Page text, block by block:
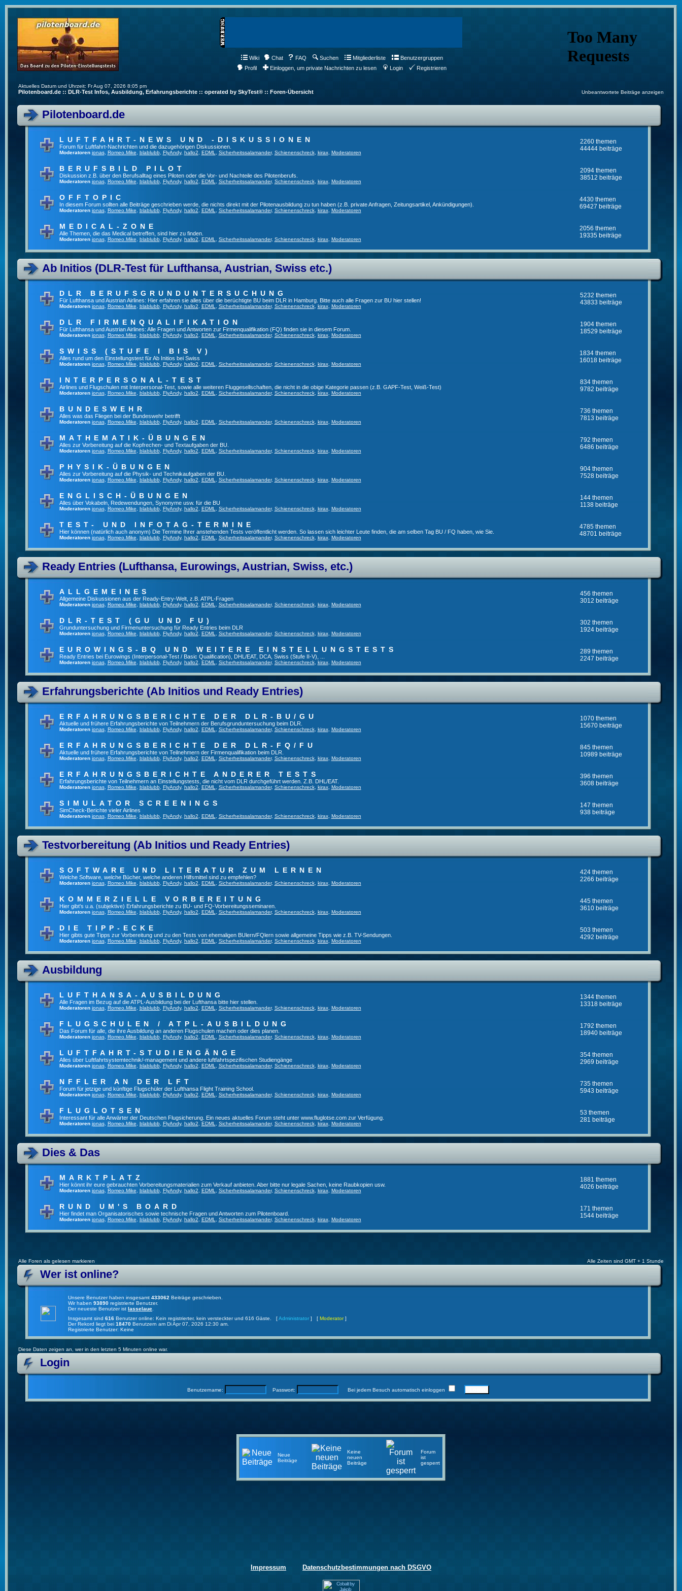
Wiki Chat FAQ Suchen Mitgliederliste
Benutzergruppen
Profil
Einloggen, um private Nachrichten zu lesen Login Registrieren
Aktuelles Datum und Uhrzeit: Fr Aug 07, 2026 8:05 pm
Pilotenboard.de :: DLR-Test Infos, Ausbildung, Erfahrungsberichte :: operated by SkyTest® :: Foren-Übersicht Unbeantwortete Beiträge anzeigen
Pilotenboard.de
LUFTFAHRT-NEWS UND -DISKUSSIONEN
Forum für Luftfahrt-Nachrichten und die dazugehörigen Diskussionen.
Moderatoren jonas, Romeo.Mike blablubb, FlyAndy, hallo2 EDML Sicherheitssalamander, Schienenschreck, kirax, Moderatoren
2260 themen
44444 beiträge
BERUFSBILD PILOT
Diskussion z.B. über den Berufsalltag eines Piloten oder die Vor- und Nachteile des Pilotenberufs.
Moderatoren jonas, Romeo.Mike, blablubb, FlyAndy, hallo2 EDML Sicherheitssalamander, Schienenschreck, kirax, Moderatoren
2094 themen
38512 beiträge
OFFTOPIC
In diesem Forum sollten alle Beiträge geschrieben werde, die nichts direkt mit der Pilotenausbildung zu tun haben (z.B. private Anfragen, Zeitungsartikel, Ankündigungen).
Moderatoren jonas, Romeo.Mike blablubb, FlyAndy, hallo2 EDML Sicherheitssalamander, Schienenschreck, kirax, Moderatoren
4430 themen
69427 beiträge
MEDICAL-ZONE
Alle Themen, die das Medical betreffen, sind hier zu finden.
Moderatoren jonas, Romeo.Mike, blablubb, FlyAndy, hallo2 EDML Sicherheitssalamander, Schienenschreck, kirax, Moderatoren
2056 themen
19335 beiträge
Ab Initios (DLR-Test für Lufthansa, Austrian, Swiss etc.)
DLR BERUFSGRUNDUNTERSUCHUNG
Für Lufthansa und Austrian Airlines: Hier erfahren sie alles über die berüchtigte BU beim DLR in Hamburg. Bitte auch alle Fragen zur BU hier stellen!
Moderatoren jonas, Romeo.Mike blablubb, FlyAndy, hallo2 EDML Sicherheitssalamander, Schienenschreck, kirax, Moderatoren
5232 themen
43833 beiträge
DLR FIRMENQUALIFIKATION
Für Lufthansa und Austrian Airlines: Alle Fragen und Antworten zur Firmenqualifikation (FQ) finden sie in diesem Forum.
Moderatoren jonas, Romeo.Mike, blablubb, FlyAndy, hallo2 EDML Sicherheitssalamander, Schienenschreck, kirax, Moderatoren
1904 themen
18529 beiträge
SWISS (STUFE I BIS V)
Alles rund um den Einstellungstest für Ab Initios bei Swiss
Moderatoren jonas, Romeo.Mike blablubb, FlyAndy, hallo2 EDML Sicherheitssalamander, Schienenschreck, kirax, Moderatoren
1834 themen
16018 beiträge
INTERPERSONAL-TEST
Airlines und Flugschulen mit Interpersonal-Test, sowie alle weiteren Fluggesellschaften, die nicht in die obige Kategorie passen (z.B. GAPF-Test, Weiß-Test)
Moderatoren jonas, Romeo.Mike, blablubb, FlyAndy, hallo2 EDML Sicherheitssalamander, Schienenschreck, kirax, Moderatoren
834 themen
9782 beiträge
BUNDESWEHR
Alles was das Fliegen bei der Bundeswehr betrifft
Moderatoren jonas, Romeo.Mike blablubb, FlyAndy, hallo2 EDML Sicherheitssalamander, Schienenschreck, kirax, Moderatoren
736 themen
7813 beiträge
MATHEMATIK-ÜBUNGEN
Alles zur Vorbereitung auf die Kopfrechen- und Textaufgaben der BU.
Moderatoren jonas, Romeo.Mike, blablubb, FlyAndy, hallo2 EDML Sicherheitssalamander, Schienenschreck, kirax, Moderatoren
792 themen
6486 beiträge
PHYSIK-ÜBUNGEN
Alles zur Vorbereitung auf die Physik- und Technikaufgaben der BU.
Moderatoren jonas, Romeo.Mike blablubb, FlyAndy, hallo2 EDML Sicherheitssalamander, Schienenschreck, kirax, Moderatoren
904 themen
7528 beiträge
ENGLISCH-ÜBUNGEN
Alles über Vokabeln, Redewendungen, Synonyme usw. für die BU
Moderatoren jonas, Romeo.Mike, blablubb, FlyAndy, hallo2 EDML Sicherheitssalamander, Schienenschreck, kirax, Moderatoren
144 themen
1138 beiträge
TEST- UND INFOTAG-TERMINE
Hier können (natürlich auch anonym) Die Termine Ihrer anstehenden Tests veröffentlicht werden. So lassen sich leichter Leute finden, die am selben Tag BU / FQ haben, wie Sie.
Moderatoren jonas, Romeo.Mike blablubb, FlyAndy, hallo2 EDML Sicherheitssalamander, Schienenschreck, kirax, Moderatoren
4785 themen
48701 beiträge
Ready Entries (Lufthansa, Eurowings, Austrian, Swiss, etc.)
ALLGEMEINES
Allgemeine Diskussionen aus der Ready-Entry-Welt, z.B. ATPL-Fragen
Moderatoren jonas, Romeo.Mike blablubb, FlyAndy, hallo2 EDML Sicherheitssalamander, Schienenschreck, kirax, Moderatoren
456 themen
3012 beiträge
DLR-TEST (GU UND FU)
Grunduntersuchung und Firmenuntersuchung für Ready Entries beim DLR
Moderatoren jonas, Romeo.Mike, blablubb, FlyAndy, hallo2 EDML Sicherheitssalamander, Schienenschreck, kirax, Moderatoren
302 themen
1924 beiträge
EUROWINGS-BQ UND WEITERE EINSTELLUNGSTESTS
Ready Entries bei Eurowings (Interpersonal-Test / Basic Qualification), DHL/EAT, DCA, Swiss (Stufe II-V), ...
Moderatoren jonas, Romeo.Mike blablubb, FlyAndy, hallo2 EDML Sicherheitssalamander, Schienenschreck, kirax, Moderatoren
289 themen
2247 beiträge
Erfahrungsberichte (Ab Initios und Ready Entries)
ERFAHRUNGSBERICHTE DER DLR-BU/GU
Aktuelle und frühere Erfahrungsberichte von Teilnehmern der Berufsgrunduntersuchung beim DLR.
Moderatoren jonas, Romeo.Mike blablubb, FlyAndy, hallo2 EDML Sicherheitssalamander, Schienenschreck, kirax, Moderatoren
1070 themen
15670 beiträge
ERFAHRUNGSBERICHTE DER DLR-FQ/FU
Aktuelle und frühere Erfahrungsberichte von Teilnehmern der Firmenqualifikation beim DLR.
Moderatoren jonas, Romeo.Mike, blablubb, FlyAndy, hallo2 EDML Sicherheitssalamander, Schienenschreck, kirax, Moderatoren
845 themen
10989 beiträge
ERFAHRUNGSBERICHTE ANDERER TESTS
Erfahrungsberichte von Teilnehmern an Einstellungstests, die nicht vom DLR durchgeführt werden. Z.B. DHL/EAT.
Moderatoren jonas, Romeo.Mike blablubb, FlyAndy, hallo2 EDML Sicherheitssalamander, Schienenschreck, kirax, Moderatoren
396 themen
3608 beiträge
SIMULATOR SCREENINGS
SimCheck-Berichte vieler Airlines
Moderatoren jonas, Romeo.Mike, blablubb, FlyAndy, hallo2 EDML Sicherheitssalamander, Schienenschreck, kirax, Moderatoren
147 themen
938 beiträge
Testvorbereitung (Ab Initios und Ready Entries)
SOFTWARE UND LITERATUR ZUM LERNEN
Welche Software, welche Bücher, welche anderen Hilfsmittel sind zu empfehlen?
Moderatoren jonas, Romeo.Mike blablubb, FlyAndy, hallo2 EDML Sicherheitssalamander, Schienenschreck, kirax, Moderatoren
424 themen
2266 beiträge
KOMMERZIELLE VORBEREITUNG
Hier gibt's u.a. (subjektive) Erfahrungsberichte zu BU- und FQ-Vorbereitungsseminaren.
Moderatoren jonas, Romeo.Mike, blablubb, FlyAndy, hallo2 EDML Sicherheitssalamander, Schienenschreck, kirax, Moderatoren
445 themen
3610 beiträge
DIE TIPP-ECKE
Hier gibts gute Tipps zur Vorbereitung und zu den Tests von ehemaligen BUlern/FQlern sowie allgemeine Tipps wie z.B. TV-Sendungen.
Moderatoren jonas, Romeo.Mike blablubb, FlyAndy, hallo2 EDML Sicherheitssalamander, Schienenschreck, kirax, Moderatoren
503 themen
4292 beiträge
Ausbildung
LUFTHANSA-AUSBILDUNG
Alle Fragen im Bezug auf die ATPL-Ausbildung bei der Lufthansa bitte hier stellen.
Moderatoren jonas, Romeo.Mike blablubb, FlyAndy, hallo2 EDML Sicherheitssalamander, Schienenschreck, kirax, Moderatoren
1344 themen
13318 beiträge
FLUGSCHULEN / ATPL-AUSBILDUNG
Das Forum für alle, die ihre Ausbildung an anderen Flugschulen machen oder dies planen.
Moderatoren jonas, Romeo.Mike, blablubb, FlyAndy, hallo2 EDML Sicherheitssalamander, Schienenschreck, kirax, Moderatoren
1792 themen
18940 beiträge
LUFTFAHRT-STUDIENGÄNGE
Alles über Luftfahrtsystemtechnik/-management und andere luftfahrtspezifischen Studiengänge
Moderatoren jonas, Romeo.Mike blablubb, FlyAndy, hallo2 EDML Sicherheitssalamander, Schienenschreck, kirax, Moderatoren
354 themen
2969 beiträge
NFFLER AN DER LFT
Forum für jetzige und künftige Flugschüler der Lufthansa Flight Training School.
Moderatoren jonas, Romeo.Mike, blablubb, FlyAndy, hallo2 EDML Sicherheitssalamander, Schienenschreck, kirax, Moderatoren
735 themen
5943 beiträge
FLUGLOTSEN
Interessant für alle Anwärter der Deutschen Flugsicherung. Ein neues aktuelles Forum steht unter www.fluglotse.com zur Verfügung.
Moderatoren jonas, Romeo.Mike blablubb, FlyAndy, hallo2 EDML Sicherheitssalamander, Schienenschreck, kirax, Moderatoren
53 themen
281 beiträge
Dies & Das
MARKTPLATZ
Hier könnt ihr eure gebrauchten Vorbereitungsmaterialien zum Verkauf anbieten. Aber bitte nur legale Sachen, keine Raubkopien usw.
Moderatoren jonas, Romeo.Mike blablubb, FlyAndy, hallo2 EDML Sicherheitssalamander, Schienenschreck, kirax, Moderatoren
1881 themen
4026 beiträge
RUND UM'S BOARD
Hier findet man Organisatorisches sowie technische Fragen und Antworten zum Pilotenboard.
Moderatoren jonas, Romeo.Mike, blablubb, FlyAndy, hallo2 EDML Sicherheitssalamander, Schienenschreck, kirax, Moderatoren
171 themen
1544 beiträge
Alle Foren als gelesen markieren Alle Zeiten sind GMT + 1 Stunde
Wer ist online?
Unsere Benutzer haben insgesamt 433062 Beiträge geschrieben.
Wir haben 93890 registrierte Benutzer.
Der neueste Benutzer ist lasselaue
Insgesamt sind 616 Benutzer online: Kein registrierter, kein versteckter und 616 Gäste. [Administrator ] [ Moderator]
Der Rekord liegt bei 18470 Benutzern am Di Apr 07, 2026 12:30 am.
Registrierte Benutzer: Keine
Diese Daten zeigen an, wer in den letzten 5 Minuten online war.
Login
Benutzername: Passwort: Bei jedem Besuch automatisch einloggen
Neue
Beiträge
Keine
neuen
Beiträge
Forum
ist
gesperrt
Impressum Datenschutzbestimmungen nach DSGVO